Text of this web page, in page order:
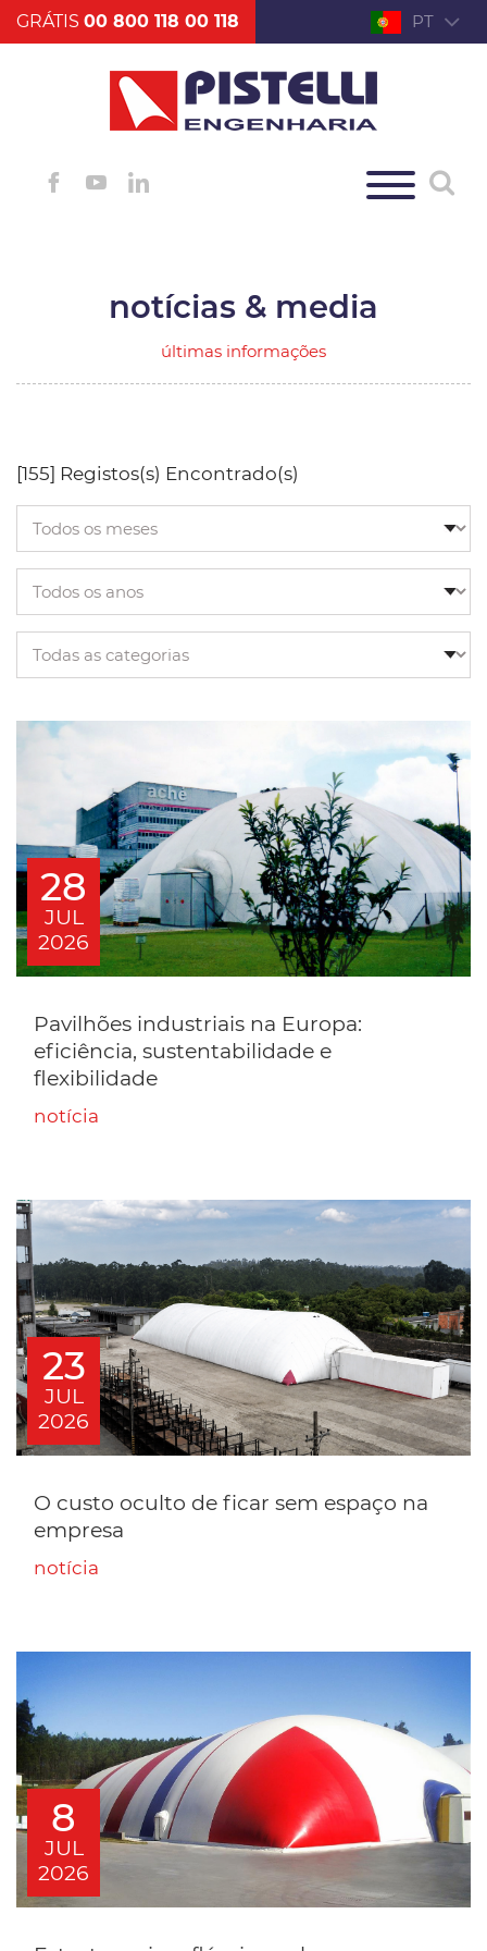
GRÁTIS 00 800 118 00 118 PT
notícias & media
últimas informações
[155] Registos(s) Encontrado(s)
28
JUL
2026
Pavilhões industriais na Europa:
eficiência, sustentabilidade e
flexibilidade
notícia
23
JUL
2026
O custo oculto de ficar sem espaço na
empresa
notícia
8
JUL
2026